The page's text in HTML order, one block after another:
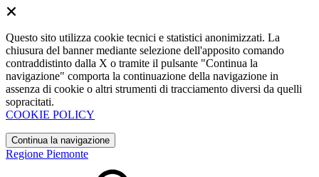
Questo sito utilizza cookie tecnici e statistici anonimizzati. La
chiusura del banner mediante selezione dell'apposito comando
contraddistinto dalla X o tramite il pulsante "Continua la
navigazione" comporta la continuazione della navigazione in
assenza di cookie o altri strumenti di tracciamento diversi da quelli
sopracitati.
COOKIE POLICY
Continua la navigazione
Regione Piemonte